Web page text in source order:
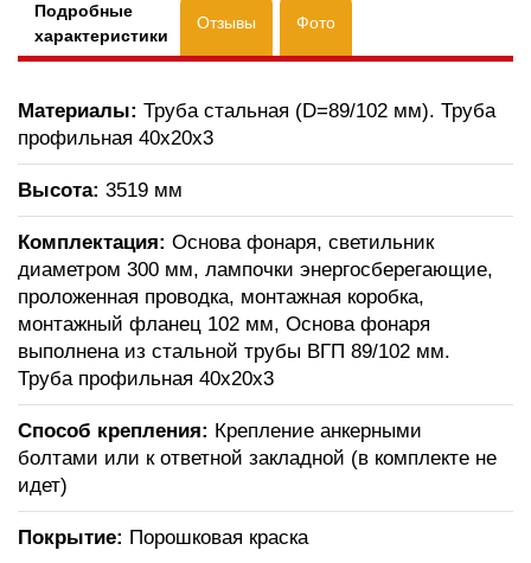
Подробные
характеристики
Отзывы Фото
Материалы: Труба стальная (D=89/102 мм). Труба
профильная 40х20х3
Высота: 3519 мм
Комплектация: Основа фонаря, светильник
диаметром 300 мм, лампочки энергосберегающие,
проложенная проводка, монтажная коробка,
монтажный фланец 102 мм, Основа фонаря
выполнена из стальной трубы ВГП 89/102 мм.
Труба профильная 40х20х3
Способ крепления: Крепление анкерными
болтами или к ответной закладной (в комплекте не
идет)
Покрытие: Порошковая краска